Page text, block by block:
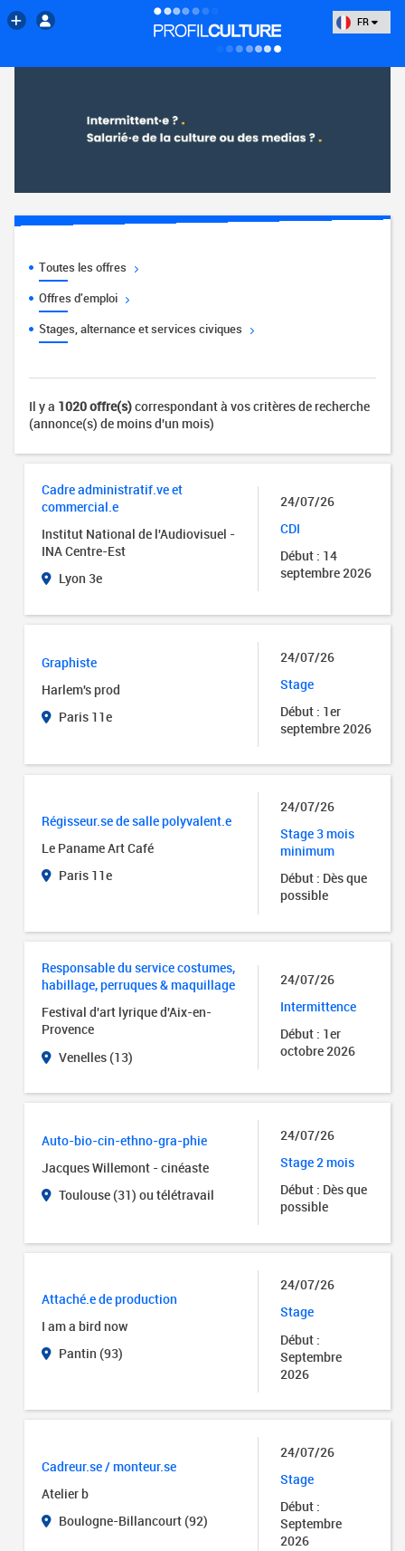
FR
Toutes les offres
Offres d'emploi
Stages, alternance et services civiques
Il y a 1020 offre(s)correspondant à vos critères de recherche
(annonce(s) de moins d'un mois)
Cadre administratif.ve et
commercial.e
Institut National de l'Audiovisuel -
INA Centre-Est
Lyon 3e
24/07/26
CDI
Début : 14
septembre 2026
Graphiste
Harlem's prod
Paris 11e
24/07/26
Stage
Début : 1er
septembre 2026
Régisseur.se de salle polyvalent.e
Le Paname Art Café
Paris 11e
24/07/26
Stage 3 mois
minimum
Début : Dès que
possible
Responsable du service costumes,
habillage, perruques & maquillage
Festival d'art lyrique d'Aix-en-
Provence
Venelles (13)
24/07/26
Intermittence
Début : 1er
octobre 2026
Auto-bio-cin-ethno-gra-phie
Jacques Willemont - cinéaste
Toulouse (31) ou télétravail
24/07/26
Stage 2 mois
Début : Dès que
possible
Attaché.e de production
I am a bird now
Pantin (93)
24/07/26
Stage
Début :
Septembre
2026
Cadreur.se / monteur.se
Atelier b
Boulogne-Billancourt (92)
24/07/26
Stage
Début :
Septembre
2026